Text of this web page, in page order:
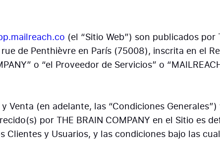
(el “Sitio Web”) son publicados por
de Penthièvre en París (75008), inscrita en el
o “el Proveedor de Servicios” o
Venta (en adelante, las “Condiciones
por THE BRAIN COMPANY en el Sitio es
Clientes y Usuarios, y las condiciones bajo las